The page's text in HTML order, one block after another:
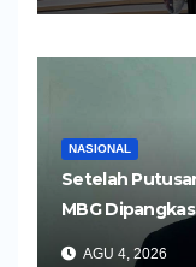
NASIONAL
Setelah
MBG
AGU 4, 2026